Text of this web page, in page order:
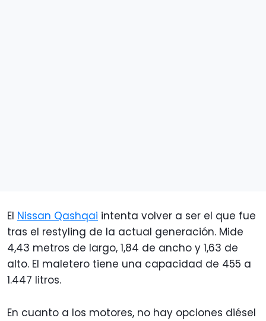
El Nissan Qashqai intenta volver a ser el que fue
tras el restyling de la actual generación. Mide
4,43 metros de largo, 1,84 de ancho y 1,63 de
alto. El maletero tiene una capacidad de 455 a
1.447 litros.
En cuanto a los motores, no hay opciones diésel